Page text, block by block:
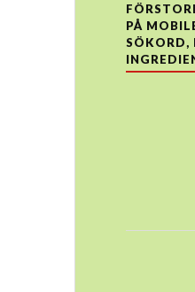
PÅ
SÖKORD,